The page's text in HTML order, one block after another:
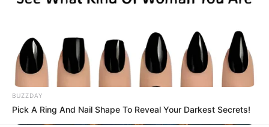
BUZZDAY
Pick A Ring And Nail Shape To Reveal Your Darkest Secrets!